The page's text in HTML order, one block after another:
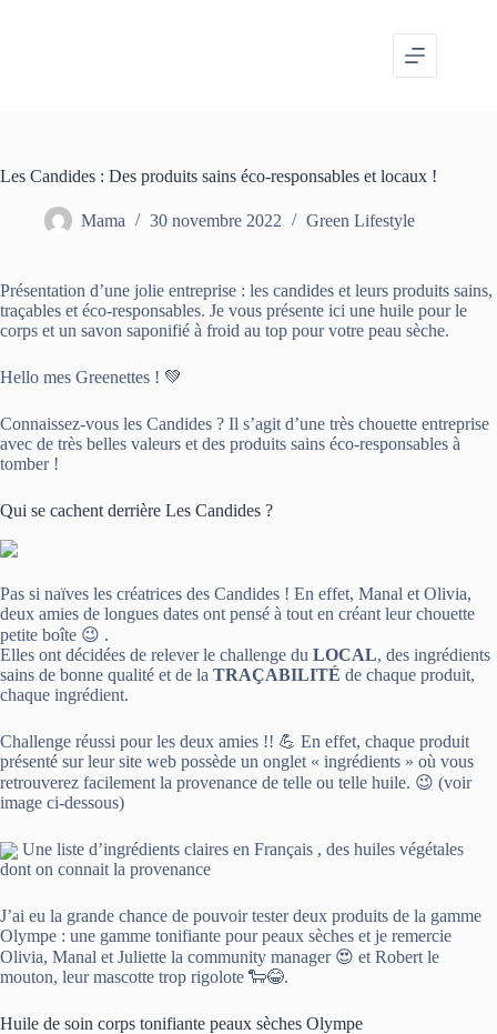
Les Candides : Des produits sains éco-responsables et locaux !
Mama 30 novembre 2022 Green Lifestyle
Présentation d’une jolie entreprise : les candides et leurs produits sains,
traçables et éco-responsables. Je vous présente ici une huile pour le
corps et un savon saponifié à froid au top pour votre peau sèche.
Hello mes Greenettes ! 💚
Connaissez-vous les Candides ? Il s’agit d’une très chouette entreprise
avec de très belles valeurs et des produits sains éco-responsables à
tomber !
Qui se cachent derrière Les Candides ?
Pas si naïves les créatrices des Candides ! En effet, Manal et Olivia,
deux amies de longues dates ont pensé à tout en créant leur chouette
petite boîte 😉 .
Elles ont décidées de relever le challenge du LOCAL, des ingrédients
sains de bonne qualité et de la TRAÇABILITÉ de chaque produit,
chaque ingrédient.
Challenge réussi pour les deux amies !! 💪 En effet, chaque produit
présenté sur leur site web possède un onglet « ingrédients » où vous
retrouverez facilement la provenance de telle ou telle huile. 😉 (voir
image ci-dessous)
Une liste d’ingrédients claires en Français , des huiles végétales
dont on connait la provenance
J’ai eu la grande chance de pouvoir tester deux produits de la gamme
Olympe : une gamme tonifiante pour peaux sèches et je remercie
Olivia, Manal et Juliette la community manager 😍 et Robert le
mouton, leur mascotte trop rigolote 🐑😂.
Huile de soin corps tonifiante peaux sèches Olympe